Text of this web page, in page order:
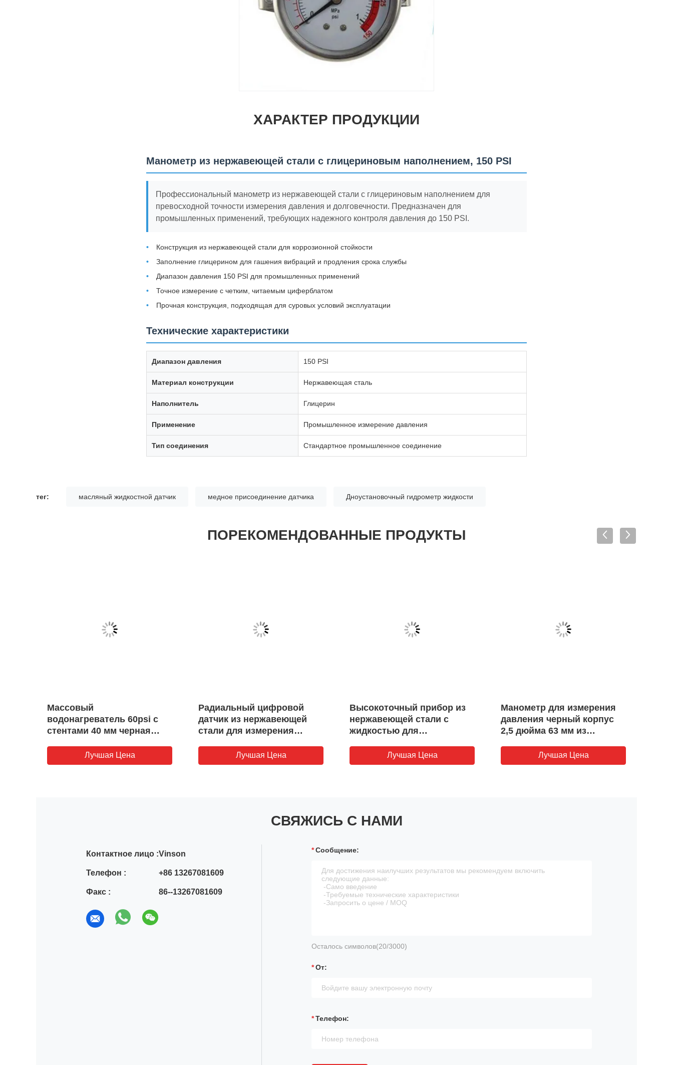
ХАРАКТЕР ПРОДУКЦИИ
Манометр из нержавеющей стали с глицериновым наполнением, 150 PSI
Профессиональный манометр из нержавеющей стали с глицериновым наполнением для
превосходной точности измерения давления и долговечности. Предназначен для
промышленных применений, требующих надежного контроля давления до 150 PSI.
Конструкция из нержавеющей стали для коррозионной стойкости
Заполнение глицерином для гашения вибраций и продления срока службы
Диапазон давления 150 PSI для промышленных применений
Точное измерение с четким, читаемым циферблатом
Прочная конструкция, подходящая для суровых условий эксплуатации
Технические характеристики
Диапазон давления 150 PSI
Материал конструкции Нержавеющая сталь
Наполнитель Глицерин
Применение Промышленное измерение давления
Тип соединения Стандартное промышленное соединение
тег: масляный жидкостной датчик медное присоединение датчика Дноустановочный гидрометр жидкости
ПОРЕКОМЕНДОВАННЫЕ ПРОДУКТЫ
Массовый
водонагреватель 60psi с
стентами 40 мм черная
Лучшая Цена
Радиальный цифровой
датчик из нержавеющей
стали для измерения
Лучшая Цена
Высокоточный прибор из
нержавеющей стали с
жидкостью для
обработки нефти и воды
Лучшая Цена
Манометр для измерения
давления черный корпус
2,5 дюйма 63 мм из
Лучшая Цена
СВЯЖИСЬ С НАМИ
Контактное лицо :Vinson
Телефон : +86 13267081609
Факс : 86--13267081609
Сообщение:
Осталось символов(20/3000)
От:
Телефон: